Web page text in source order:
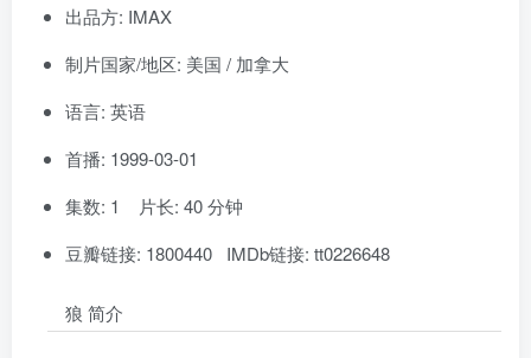
出品方: IMAX
制片国家/地区: 美国 / 加拿大
语言: 英语
首播: 1999-03-01
集数: 1 片长: 40 分钟
豆瓣链接: 1800440 IMDb链接: tt0226648
狼 简介